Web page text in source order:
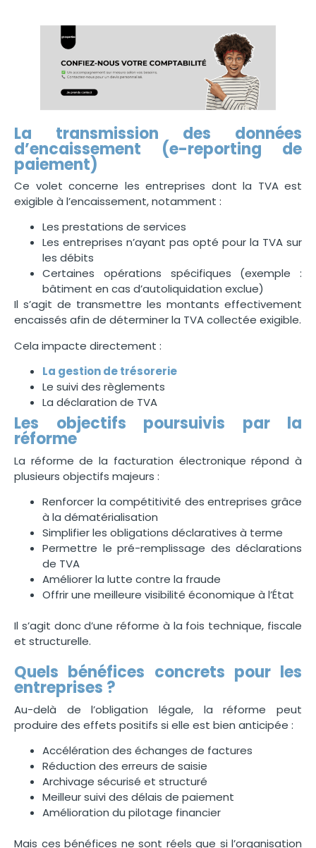
La transmission des données
d’encaissement (e-reporting de
paiement)
Ce volet concerne les entreprises dont la TVA est
exigible à l’encaissement, notamment :
Les prestations de services
Les entreprises n’ayant pas opté pour la TVA sur
les débits
Certaines opérations spécifiques (exemple :
bâtiment en cas d’autoliquidation exclue)
Il s’agit de transmettre les montants effectivement
encaissés afin de déterminer la TVA collectée exigible.
Cela impacte directement :
La gestion de trésorerie
Le suivi des règlements
La déclaration de TVA
Les objectifs poursuivis par la
réforme
La réforme de la facturation électronique répond à
plusieurs objectifs majeurs :
Renforcer la compétitivité des entreprises grâce
à la dématérialisation
Simplifier les obligations déclaratives à terme
Permettre le pré-remplissage des déclarations
de TVA
Améliorer la lutte contre la fraude
Offrir une meilleure visibilité économique à l’État
Il s’agit donc d’une réforme à la fois technique, fiscale
et structurelle.
Quels bénéfices concrets pour les
entreprises ?
Au-delà de l’obligation légale, la réforme peut
produire des effets positifs si elle est bien anticipée :
Accélération des échanges de factures
Réduction des erreurs de saisie
Archivage sécurisé et structuré
Meilleur suivi des délais de paiement
Amélioration du pilotage financier
Mais ces bénéfices ne sont réels que si l’organisation